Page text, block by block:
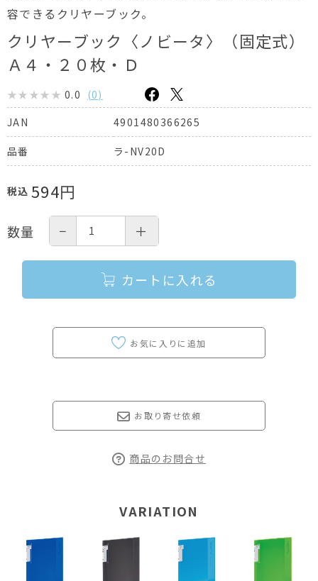
容できるクリヤーブック。
クリヤーブック〈ノビータ〉（固定式）
Ａ４・２０枚・Ｄ
0.0 (0)
JAN
4901480366265
品番 ラ-NV20D
税込 594円
数量 − ＋
カートに入れる
お取り寄せ依頼
商品のお問合せ
VARIATION